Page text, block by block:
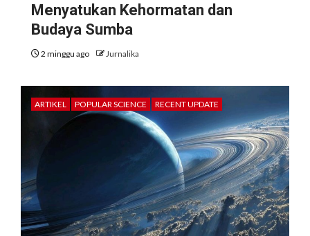
Menyatukan Kehormatan dan
Budaya Sumba
2 minggu ago Jurnalika
ARTIKEL POPULAR SCIENCE RECENT UPDATE